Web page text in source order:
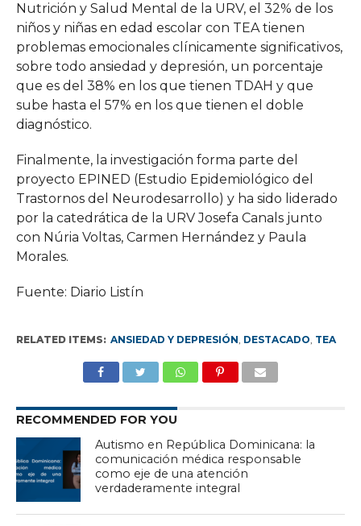
Nutrición y Salud Mental de la URV, el 32% de los
niños y niñas en edad escolar con TEA tienen
problemas emocionales clínicamente significativos,
sobre todo ansiedad y depresión, un porcentaje
que es del 38% en los que tienen TDAH y que
sube hasta el 57% en los que tienen el doble
diagnóstico.
Finalmente, la investigación forma parte del
proyecto EPINED (Estudio Epidemiológico del
Trastornos del Neurodesarrollo) y ha sido liderado
por la catedrática de la URV Josefa Canals junto
con Núria Voltas, Carmen Hernández y Paula
Morales.
Fuente: Diario Listín
RELATED ITEMS: ANSIEDAD Y DEPRESIÓN, DESTACADO, TEA
RECOMMENDED FOR YOU
Autismo en República Dominicana: la
comunicación médica responsable
como eje de una atención
verdaderamente integral